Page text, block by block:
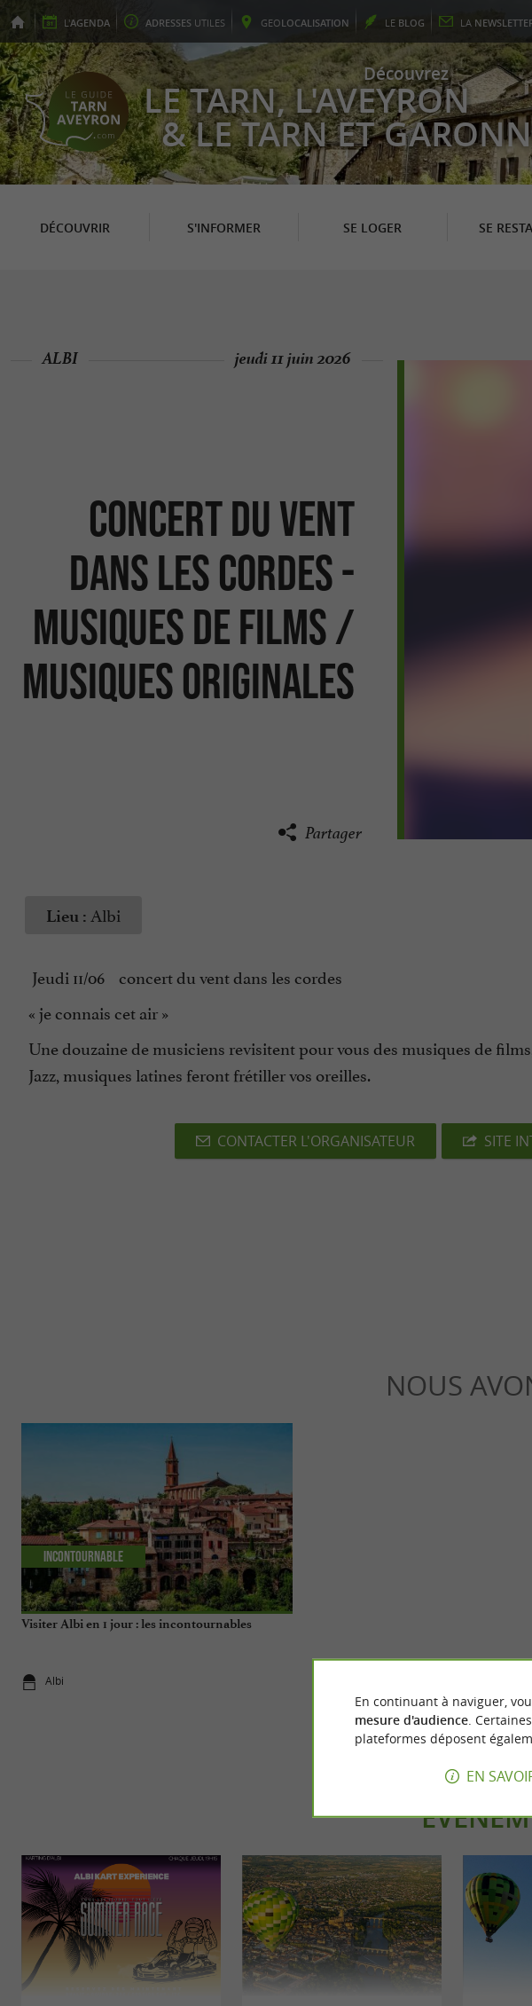
L'AGENDA ADRESSES UTILES GEOLOCALISATION LE BLOG LA
Découvrez
LE TARN, L'AVEYRON
& LE TARN ET
DÉCOUVRIR S'INFORMER SE LOGER SE
Concert du vent
dans les cordes -
musiques de films /
musiques originales
ALBI jeudi 11 juin 2026
Partager
Lieu : Albi
Jeudi 11/06 concert du vent dans les cordes
« je connais cet air »
Une douzaine de musiciens revisitent pour vous des musiques de
Jazz, musiques latines feront frétiller vos oreilles.
CONTACTER L'ORGANISATEUR SITE
NOUS
Visiter Albi en 1 jour : les incontournables
Albi
Incontournable
En continuant à naviguer,
mesure d'audience.
plateformes déposent
EN